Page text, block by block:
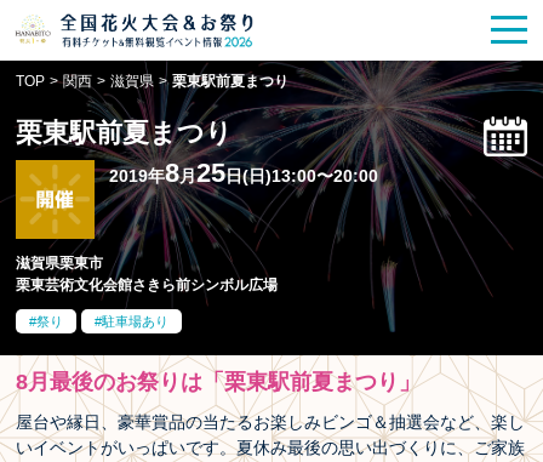
花火大会
HANABITOの道
有料観覧席 販売一覧
ポスター一覧
SPICEレポート記事
今週末開催花火・祭一覧
TOP
TOP > 関西 > 滋賀県 > 栗東駅前夏まつり
栗東駅前夏まつり
2019年8月25日(日)13:00〜20:00
滋賀県栗東市
栗東芸術文化会館さきら前シンボル広場
祭り 駐車場あり
8月最後のお祭りは「栗東駅前夏まつり」
屋台や縁日、豪華賞品の当たるお楽しみビンゴ＆抽選会など、楽し
いイベントがいっぱいです。夏休み最後の思い出づくりに、ご家族